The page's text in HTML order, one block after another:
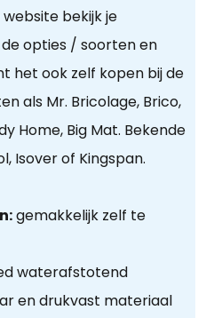
bekijk je
opties / soorten en
het ook zelf kopen bij de
als Mr. Bricolage, Brico,
Home, Big Mat. Bekende
Isover of Kingspan.
gemakkelijk zelf te
waterafstotend
en drukvast materiaal